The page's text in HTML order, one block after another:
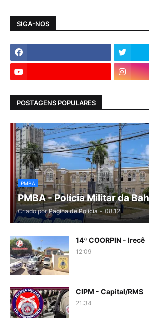
SIGA-NOS
POSTAGENS POPULARES
PMBA
PMBA - Polícia Militar da
Criado por Pagina de Polícia - 08:12
14ª COORPIN - Irecê
12:09
CIPM - Capital/RMS
21:34